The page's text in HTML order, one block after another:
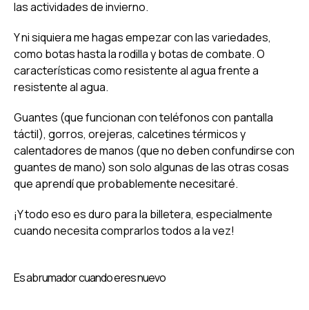
las actividades de invierno.
Y ni siquiera me hagas empezar con las variedades,
como botas hasta la rodilla y botas de combate. O
características como resistente al agua frente a
resistente al agua.
Guantes (que funcionan con teléfonos con pantalla
táctil), gorros, orejeras, calcetines térmicos y
calentadores de manos (que no deben confundirse con
guantes de mano) son solo algunas de las otras cosas
que aprendí que probablemente necesitaré.
¡Y todo eso es duro para la billetera, especialmente
cuando necesita comprarlos todos a la vez!
Es abrumador cuando eres nuevo